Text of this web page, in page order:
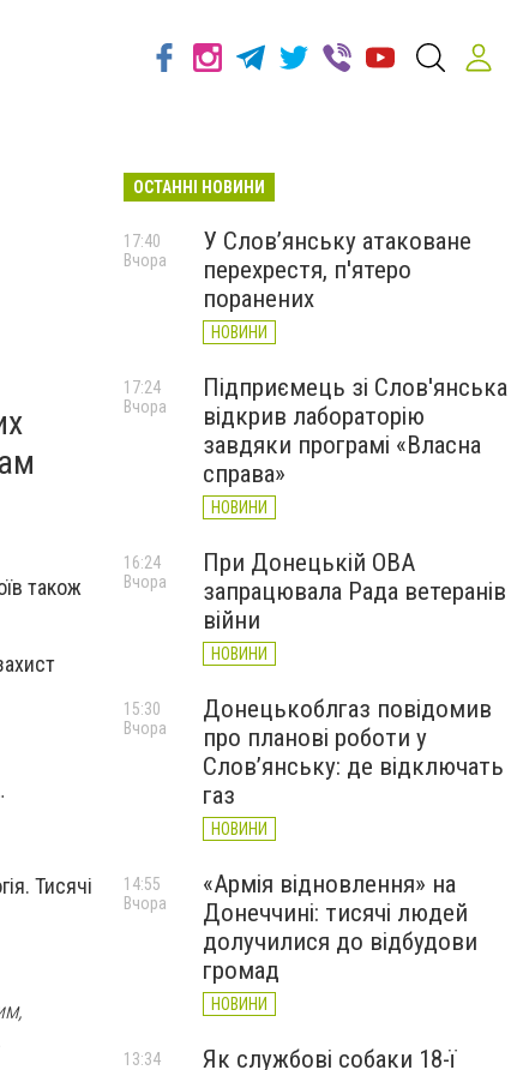
також
Тисячі
ОСТАННІ НОВИНИ
У Слов’янську атаковане
перехрестя, п'ятеро
поранених
НОВИНИ
17:40
Вчора
Підприємець зі Слов'янська
відкрив лабораторію
завдяки програмі «Власна
справа»
НОВИНИ
17:24
Вчора
При Донецькій ОВА
запрацювала Рада ветеранів
війни
НОВИНИ
16:24
Вчора
Донецькоблгаз повідомив
про планові роботи у
Слов’янську: де відключать
газ
НОВИНИ
15:30
Вчора
«Армія відновлення» на
Донеччині: тисячі людей
долучилися до відбудови
громад
НОВИНИ
14:55
Вчора
Як службові собаки 18-ї
13:34